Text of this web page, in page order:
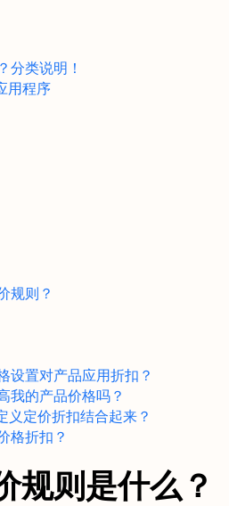
分类说明！
用程序
规则？
设置对产品应用折扣？
我的产品价格吗？
义定价折扣结合起来？
格折扣？
规则是什么？